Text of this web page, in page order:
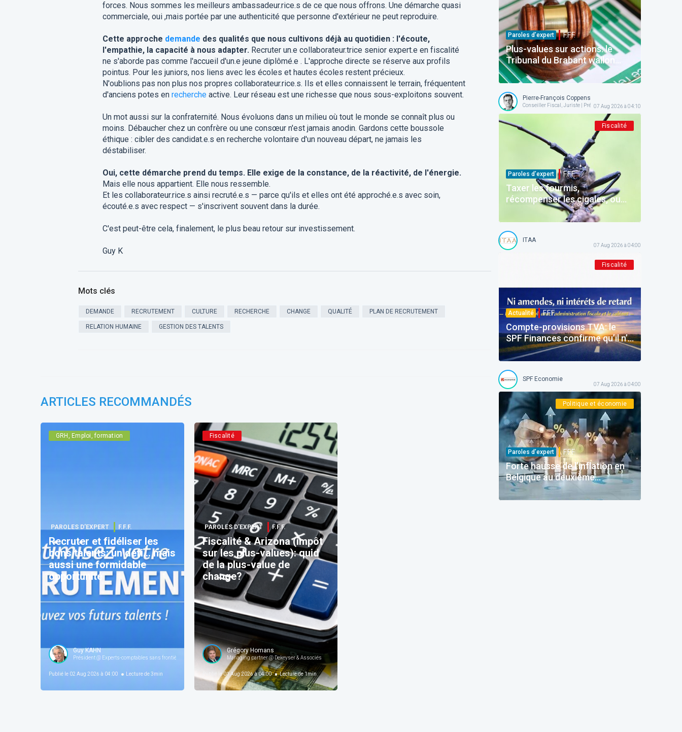
forces. Nous sommes les meilleurs ambassadeur.rice.s de ce que nous offrons. Une démarche quasi
commerciale, oui ,mais portée par une authenticité que personne d'extérieur ne peut reproduire.
Cette approche demande des qualités que nous cultivons déjà au quotidien : l'écoute,
l'empathie, la capacité à nous adapter.Recruter un.e collaborateur.trice senior expert.e en fiscalité
ne s'aborde pas comme l'accueil d'un.e jeune diplômé.e . L'approche directe se réserve aux profils
pointus. Pour les juniors, nos liens avec les écoles et hautes écoles restent précieux.
N'oublions pas non plus nos propres collaborateur.rice.s. Ils et elles connaissent le terrain, fréquentent
d'anciens potes en rechercheactive. Leur réseau est une richesse que nous sous-exploitons souvent.
Un mot aussi sur la confraternité. Nous évoluons dans un milieu où tout le monde se connaît plus ou
moins. Débaucher chez un confrère ou une consœur n'est jamais anodin. Gardons cette boussole
éthique : cibler des candidat.e.s en recherche volontaire d'un nouveau départ, ne jamais les
déstabiliser.
Oui, cette démarche prend du temps. Elle exige de la constance, de la réactivité, de l'énergie.
Mais elle nous appartient. Elle nous ressemble.
Et les collaborateur.rice.s ainsi recruté.e.s — parce qu'ils et elles ont été approché.e.s avec soin,
écouté.e.s avec respect — s'inscrivent souvent dans la durée.
C'est peut-être cela, finalement, le plus beau retour sur investissement.
Guy K
Mots clés
DEMANDE RECRUTEMENT CULTURE RECHERCHE CHANGE QUALITÉ PLAN DE RECRUTEMENT
RELATION HUMAINE GESTION DES TALENTS
ARTICLES RECOMMANDÉS
GRH, Emploi, formation
PAROLES D’EXPERT F.F.F.
Recruter et fidéliser les
bons talents: un défi… mais
aussi une formidable
opportunité
Guy KAHN
Président @ Experts-comptables sans frontières | Administrateur @ Forum For the Future
Publié le 02 Aug 2026 à 04:00 Lecture de 3min
Fiscalité
PAROLES D’EXPERT F.F.F.
Fiscalité & Arizona (impôt
sur les plus-values): quid
de la plus-value de
change?
Grégory Homans
Managing partner @ Dekeyser & Associés
Publié le01 Aug 2026 à 04:00 Lecture de1min
Paroles d’expert F.F.F.
Plus-values sur actions: le
Tribunal du Brabant wallon
précise la frontière entre
gestion normale et spéculation
Pierre-François Coppens
Conseiller Fiscal, Juriste | Président @ AFPC
07 Aug 2026 à 04:10
Fiscalité
Paroles d’expert F.F.F.
Taxer les fourmis,
récompenser les cigales, ou
comment la Belgique
décourage ceux qui épargnent
ITAA
07 Aug 2026 à 04:00
Fiscalité
Actualité F.F.F.
Compte-provisions TVA: le
SPF Finances confirme qu’il n’y
aura pas d’amendes
SPF Economie
07 Aug 2026 à 04:00
Politique et économie
Paroles d’expert F.F.F.
Forte hausse de l’inflation en
Belgique au deuxième
trimestre